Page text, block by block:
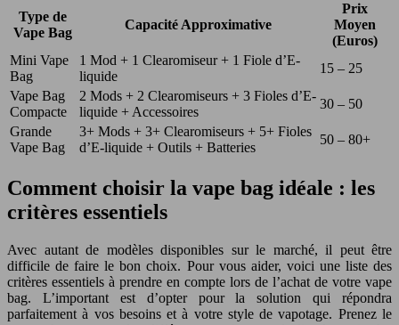
Type de
Vape Bag
Capacité Approximative
Prix
Moyen
(Euros)
Mini Vape
Bag
1 Mod + 1 Clearomiseur + 1 Fiole d’E-
liquide
15 – 25
Vape Bag
Compacte
2 Mods + 2 Clearomiseurs + 3 Fioles d’E-
liquide + Accessoires
30 – 50
Grande
Vape Bag
3+ Mods + 3+ Clearomiseurs + 5+ Fioles
d’E-liquide + Outils + Batteries
50 – 80+
Comment choisir la vape bag idéale : les
critères essentiels
Avec autant de modèles disponibles sur le marché, il peut être
difficile de faire le bon choix. Pour vous aider, voici une liste des
critères essentiels à prendre en compte lors de l’achat de votre vape
bag. L’important est d’opter pour la solution qui répondra
parfaitement à vos besoins et à votre style de vapotage. Prenez le